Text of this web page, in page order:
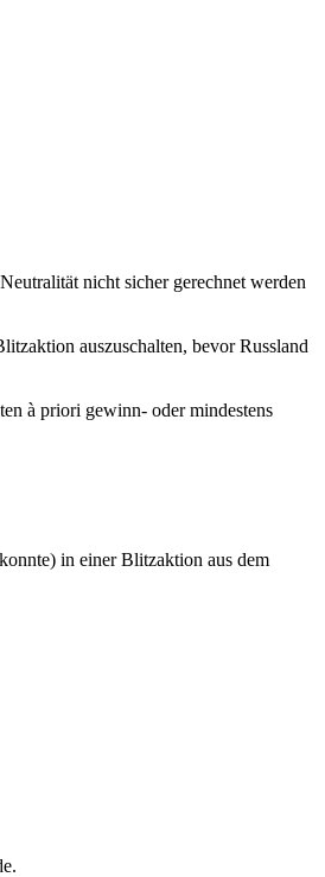
nicht sicher gerechnet werden
auszuschalten, bevor Russland
à priori gewinn- oder mindestens
in einer Blitzaktion aus dem